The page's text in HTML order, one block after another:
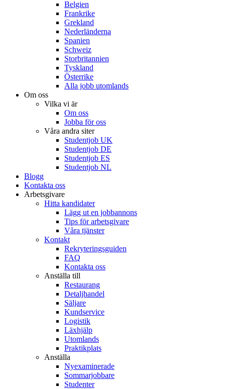
Belgien
Frankrike
Grekland
Nederländerna
Spanien
Schweiz
Storbritannien
Tyskland
Österrike
Alla jobb utomlands
Om oss
Vilka vi är
Om oss
Jobba för oss
Våra andra siter
Studentjob UK
Studentjob DE
Studentjob ES
Studentjob NL
Blogg
Kontakta oss
Arbetsgivare
Hitta kandidater
Lägg ut en jobbannons
Tips för arbetsgivare
Våra tjänster
Kontakt
Rekryteringsguiden
FAQ
Kontakta oss
Anställa till
Restaurang
Detaljhandel
Säljare
Kundservice
Logistik
Läxhjälp
Utomlands
Praktikplats
Anställa
Nyexaminerade
Sommarjobbare
Studenter